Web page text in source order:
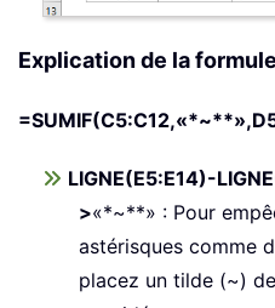
Explication de la formule
LIGNE(E5:E14)-
>«*~**» : Pour
astérisques comme
placez un tilde (~)